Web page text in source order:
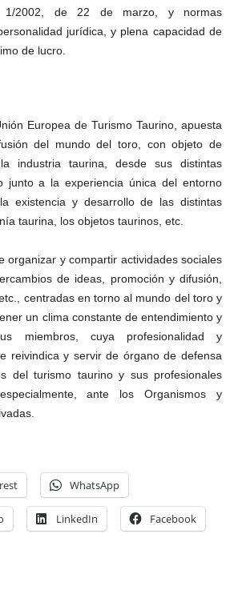
2002, de 22 de marzo, y normas
jurídica, y plena capacidad de
de lucro.
Europea de Turismo Taurino, apuesta
del mundo del toro, con objeto de
industria taurina, desde sus distintas
junto a la experiencia única del entorno
existencia y desarrollo de las distintas
taurina, los objetos taurinos, etc.
organizar y compartir actividades sociales
de ideas, promoción y difusión,
centradas en torno al mundo del toro y
un clima constante de entendimiento y
miembros, cuya profesionalidad y
reivindica y servir de órgano de defensa
del turismo taurino y sus profesionales
ante los Organismos y
WhatsApp
LinkedIn Facebook